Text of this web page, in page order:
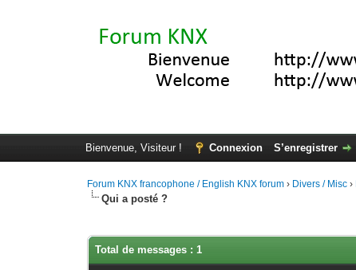
Bienvenue, Visiteur ! Connexion S’enregistrer
Forum KNX francophone / English KNX forum › Divers / Misc ›
Qui a posté ?
Total de messages : 1